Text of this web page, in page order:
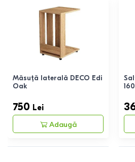
Măsuță laterală DECO Edi
Oak
750 Lei
Adaugă